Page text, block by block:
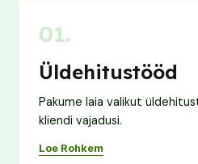
01.
Üldehitustööd
Pakume laia valikut
kliendi vajadusi.
Loe Rohkem